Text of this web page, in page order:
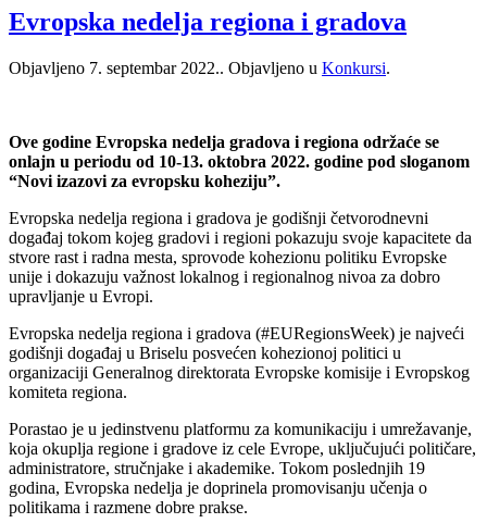
Evropska nedelja regiona i gradova
Objavljeno 7. septembar 2022.. Objavljeno u Konkursi.
Ove godine Evropska nedelja gradova i regiona održaće se
onlajn u periodu od 10-13. oktobra 2022. godine pod sloganom
“Novi izazovi za evropsku koheziju”.
Evropska nedelja regiona i gradova je godišnji četvorodnevni
događaj tokom kojeg gradovi i regioni pokazuju svoje kapacitete da
stvore rast i radna mesta, sprovode kohezionu politiku Evropske
unije i dokazuju važnost lokalnog i regionalnog nivoa za dobro
upravljanje u Evropi.
Evropska nedelja regiona i gradova (#EURegionsWeek) je najveći
godišnji događaj u Briselu posvećen kohezionoj politici u
organizaciji Generalnog direktorata Evropske komisije i Evropskog
komiteta regiona.
Porastao je u jedinstvenu platformu za komunikaciju i umrežavanje,
koja okuplja regione i gradove iz cele Evrope, uključujući političare,
administratore, stručnjake i akademike. Tokom poslednjih 19
godina, Evropska nedelja je doprinela promovisanju učenja o
politikama i razmene dobre prakse.